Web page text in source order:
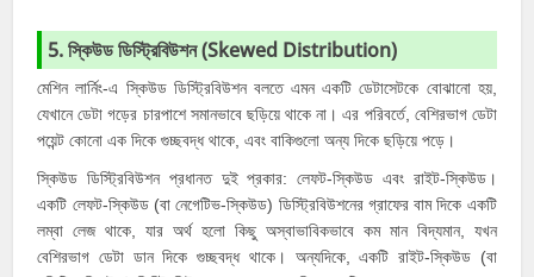
5. স্কিউড ডিস্ট্রিবিউশন (Skewed Distribution)
মেশিন লার্নিং-এ স্কিউড ডিস্ট্রিবিউশন বলতে এমন একটি ডেটাসেটকে বোঝানো হয়,
যেখানে ডেটা গড়ের চারপাশে সমানভাবে ছড়িয়ে থাকে না। এর পরিবর্তে, বেশিরভাগ ডেটা
পয়েন্ট কোনো এক দিকে গুচ্ছবদ্ধ থাকে, এবং বাকিগুলো অন্য দিকে ছড়িয়ে পড়ে।
স্কিউড ডিস্ট্রিবিউশন প্রধানত দুই প্রকার: লেফট-স্কিউড এবং রাইট-স্কিউড।
একটি লেফট-স্কিউড (বা নেগেটিভ-স্কিউড) ডিস্ট্রিবিউশনের গ্রাফের বাম দিকে একটি
লম্বা লেজ থাকে, যার অর্থ হলো কিছু অস্বাভাবিকভাবে কম মান বিদ্যমান, যখন
বেশিরভাগ ডেটা ডান দিকে গুচ্ছবদ্ধ থাকে। অন্যদিকে, একটি রাইট-স্কিউড (বা